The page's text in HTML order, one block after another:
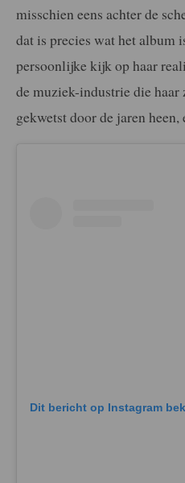
misschien eens achter de
dat is precies wat het album
persoonlijke kijk op haar
de muziek-industrie die haar
gekwetst door de jaren
Dit bericht op Instagram